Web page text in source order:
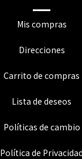
Mis compras
Direcciones
Carrito de compras
Lista de deseos
Políticas de cambio
Política de Privacidad